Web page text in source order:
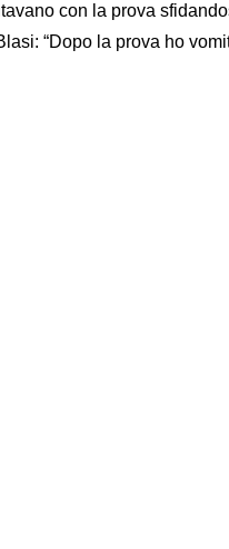
con la prova
“Dopo la prova ho